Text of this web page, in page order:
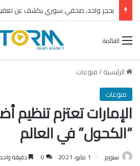
القائمة
الرئيسية/منوعات
منوعات
الإمارات تعتزم تنظيم
“الكحول” في العالم
ستورم 1 مايو، 2021 0 دقيقة